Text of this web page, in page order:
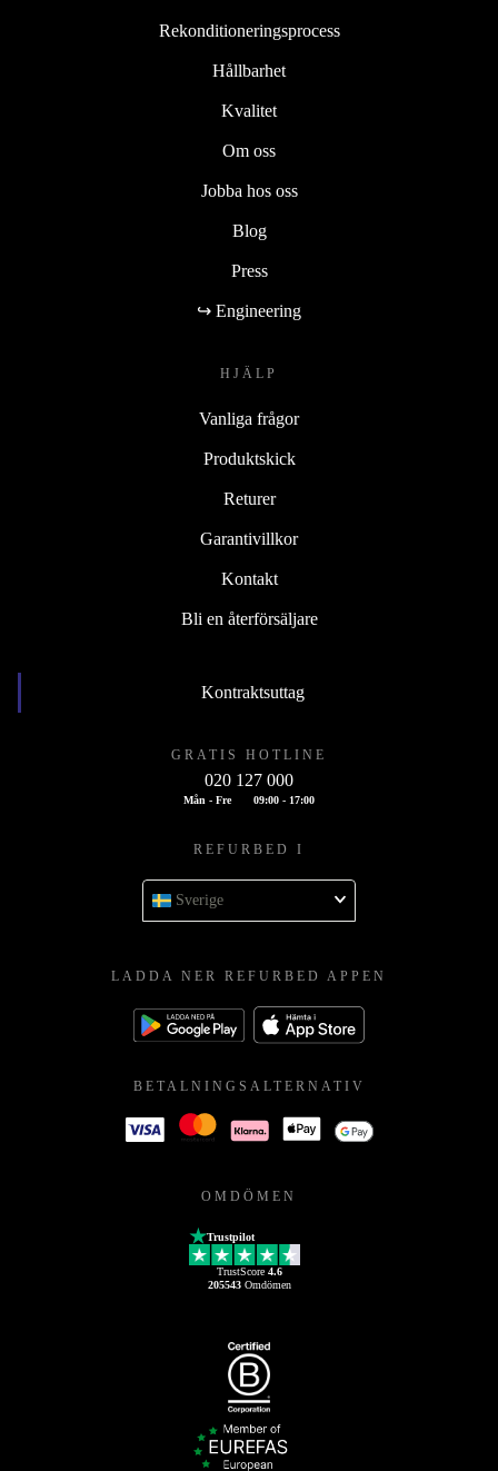
Rekonditioneringsprocess
Hållbarhet
Kvalitet
Om oss
Jobba hos oss
Blog
Press
↪ Engineering
HJÄLP
Vanliga frågor
Produktskick
Returer
Garantivillkor
Kontakt
Bli en återförsäljare
Kontraktsuttag
GRATIS HOTLINE
020 127 000
Mån - Fre 09:00 - 17:00
REFURBED I
Sverige
LADDA NER REFURBED APPEN
BETALNINGSALTERNATIV
OMDÖMEN
Trustpilot
TrustScore 4.6
205543Omdömen